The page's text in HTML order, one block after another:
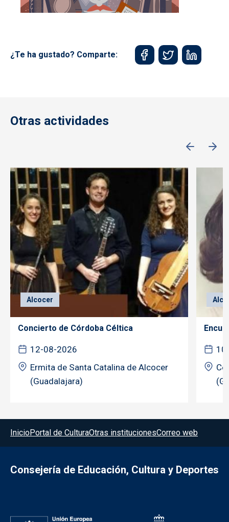
¿Te ha gustado? Comparte:
Otras actividades
Alcocer
Concierto de Córdoba Céltica
12-08-2026
Ermita de Santa Catalina de Alcocer
(Guadalajara)
Menú del pie
InicioPortal de CulturaOtras institucionesCorreo web
Consejería de Educación, Cultura y Deportes